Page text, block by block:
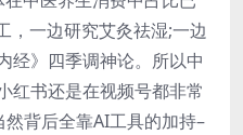
，一边研究艾灸祛湿;一边
经》四季调神论。所以中
红书还是在视频号都非常
背后全靠AI工具的加持–